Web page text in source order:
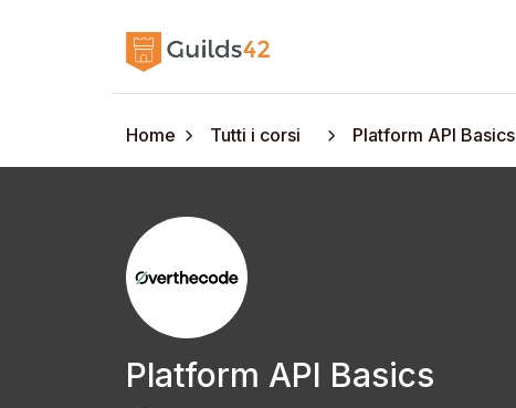
Home Tutti i corsi Platform API Basics
Platform API Basics